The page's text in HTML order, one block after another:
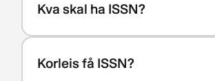
Kva skal ha ISSN?
Korleis få ISSN?